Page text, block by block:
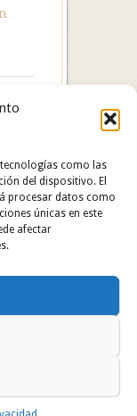
como las
del dispositivo. El
procesar datos como
únicas en este
afectar
Roque, 25.
29 05 /
Algete.